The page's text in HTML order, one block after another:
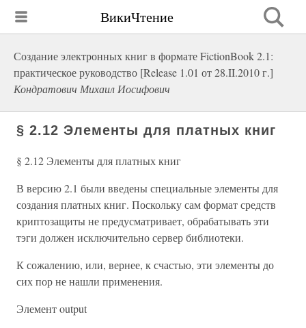
ВикиЧтение
Создание электронных книг в формате FictionBook 2.1:
практическое руководство [Release 1.01 от 28.II.2010 г.]
Кондратович Михаил Иосифович
§ 2.12 Элементы для платных книг
§ 2.12 Элементы для платных книг
В версию 2.1 были введены специальные элементы для
создания платных книг. Поскольку сам формат средств
криптозащиты не предусматривает, обрабатывать эти
тэги должен исключительно сервер библиотеки.
К сожалению, или, вернее, к счастью, эти элементы до
сих пор не нашли применения.
Элемент output